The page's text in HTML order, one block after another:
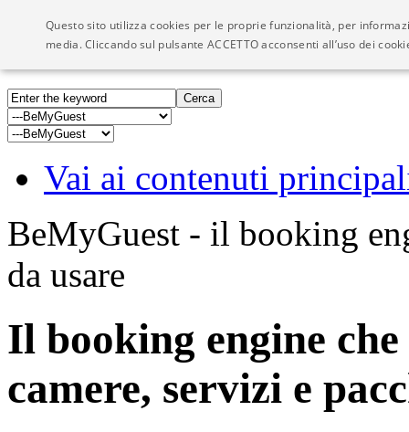
Visioni - We Network
Vai ai contenuti
BeMyGuest - il booking
da usare
Il booking engine
camere, servizi e
Questo sito utilizza cookies per le proprie funzionalità, per
media. Cliccando sul pulsante ACCETTO acconsenti all’uso dei